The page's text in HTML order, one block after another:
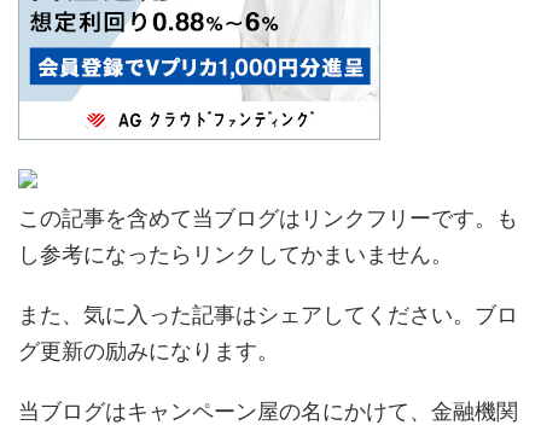
この記事を含めて当ブログはリンクフリーです。も
し参考になったらリンクしてかまいません。
また、気に入った記事はシェアしてください。ブロ
グ更新の励みになります。
当ブログはキャンペーン屋の名にかけて、金融機関